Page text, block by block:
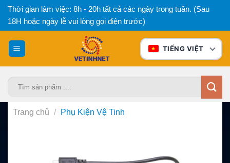
Bỏ
qua
nội
dung
Thời gian làm việc: 8h - 20h tất cả các ngày trong tuần. (Sau
18H hoặc ngày lễ vui lòng gọi điện trước)
TIẾNG VIỆT
Trang chủ / Phụ Kiện Vệ Tinh